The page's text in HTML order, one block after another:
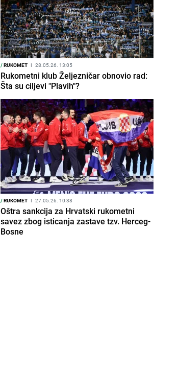
/RUKOMET I 28.05.26. 13:05
Rukometni klub Željezničar obnovio rad:
Šta su ciljevi "Plavih"?
/RUKOMET I 27.05.26. 10:38
Oštra sankcija za Hrvatski rukometni
savez zbog isticanja zastave tzv. Herceg-
Bosne